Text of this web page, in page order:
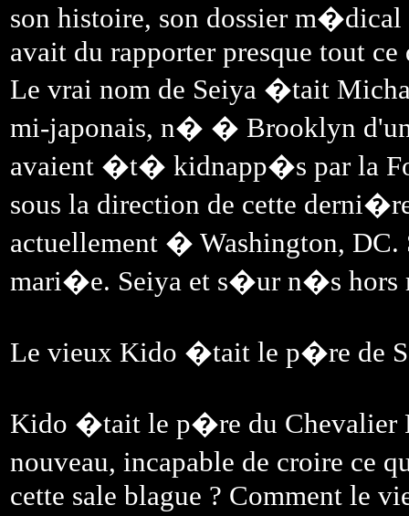
son histoire, son dossier m�dical
avait du rapporter presque tout
Le vrai nom de Seiya �tait
mi-japonais, n� � Brooklyn
avaient �t� kidnapp�s par la
sous la direction de cette
actuellement � Washington,
mari�e. Seiya et s�ur n�s hors
Le vieux Kido �tait le p�re de
Kido �tait le p�re du Chevalier
nouveau, incapable de croire ce
cette sale blague ? Comment le